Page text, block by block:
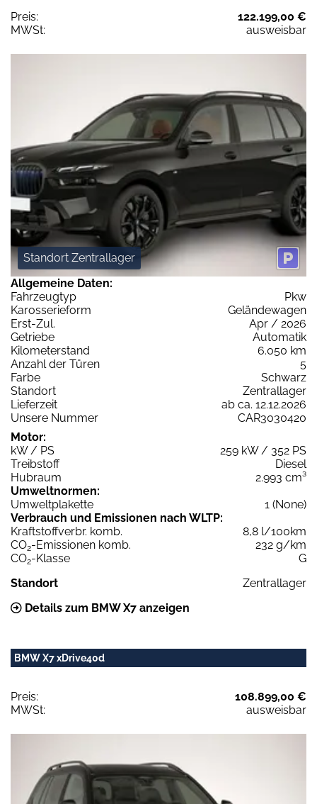
Preis:
122.199,00 €
MWSt:
ausweisbar
Standort Zentrallager
Allgemeine Daten:
Fahrzeugtyp
Pkw
Karosserieform
Geländewagen
Erst-Zul.
Apr / 2026
Getriebe
Automatik
Kilometerstand
6.050 km
Anzahl der Türen
5
Farbe
Schwarz
Standort
Zentrallager
Lieferzeit
ab ca. 12.12.2026
Unsere Nummer
CAR3030420
Motor:
kW / PS
259 kW / 352 PS
Treibstoff
Diesel
Hubraum
2.993 cm³
Umweltnormen:
Umweltplakette
1 (None)
Verbrauch und Emissionen nach WLTP:
Kraftstoffverbr. komb.
8,8 l/100km
CO2-Emissionen komb.
232 g/km
CO2-Klasse
G
Standort
Zentrallager
Details zum BMW X7 anzeigen
BMW X7 xDrive40d
Preis:
108.899,00 €
MWSt:
ausweisbar